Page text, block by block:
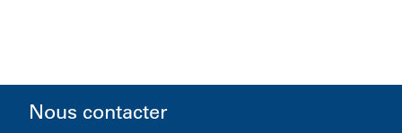
Nous contacter